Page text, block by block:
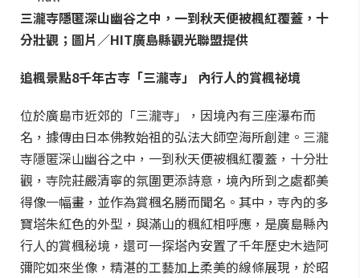
三瀧寺隱匿深山幽谷之中，一到秋天便被楓紅覆蓋，十
分壯觀；圖片／HIT廣島縣觀光聯盟提供
追楓景點8千年古寺「三瀧寺」 內行人的賞楓祕境
位於廣島市近郊的「三瀧寺」，因境內有三座瀑布而
名，據傳由日本佛教始祖的弘法大師空海所創建。三瀧
寺隱匿深山幽谷之中，一到秋天便被楓紅覆蓋，十分壯
觀，寺院莊嚴清寧的氛圍更添詩意，境內所到之處都美
得像一幅畫，並作為賞楓名勝而聞名。其中，寺內的多
寶塔朱紅色的外型，與滿山的楓紅相呼應，是廣島縣內
行人的賞楓秘境，還可一探塔內安置了千年歷史木造阿
彌陀如來坐像，精湛的工藝加上柔美的線條展現，於昭